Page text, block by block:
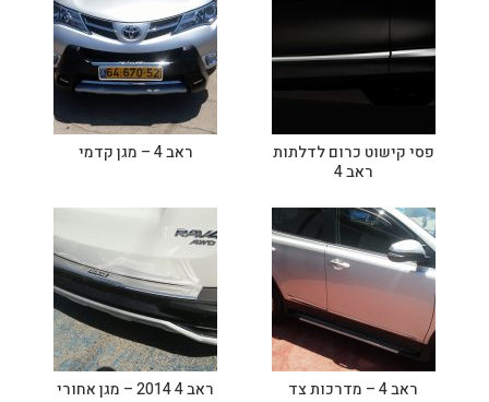
פסי קישוט כרום לדלתות
ראב 4
ראב 4 – מגן קדמי
ראב 4 – מדרכות צד ראב 4 2014 – מגן אחורי